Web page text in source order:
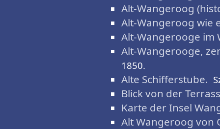
Alt-Wangeroog
Alt-Wangeroog wie
Alt-Wangerooge im
Alt-Wangerooge,
1850.
Alte Schifferstube.
Blick von der
Karte der Insel
Alt Wangeroog von